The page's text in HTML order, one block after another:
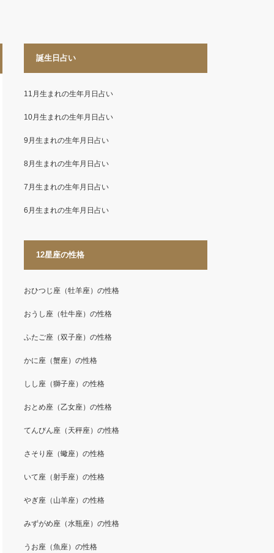
誕生日占い
11月生まれの生年月日占い
10月生まれの生年月日占い
9月生まれの生年月日占い
8月生まれの生年月日占い
7月生まれの生年月日占い
6月生まれの生年月日占い
12星座の性格
おひつじ座（牡羊座）の性格
おうし座（牡牛座）の性格
ふたご座（双子座）の性格
かに座（蟹座）の性格
しし座（獅子座）の性格
おとめ座（乙女座）の性格
てんびん座（天秤座）の性格
さそり座（蠍座）の性格
いて座（射手座）の性格
やぎ座（山羊座）の性格
みずがめ座（水瓶座）の性格
うお座（魚座）の性格